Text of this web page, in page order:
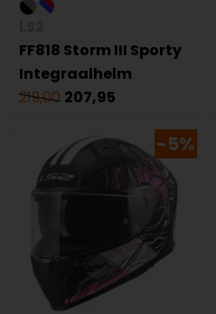
FF818 Storm III Sporty
Integraalhelm
219,00 207,95
-5%